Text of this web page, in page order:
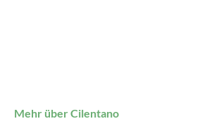
Mehr über Cilentano